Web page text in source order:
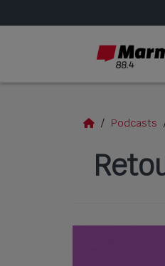
Podcasts